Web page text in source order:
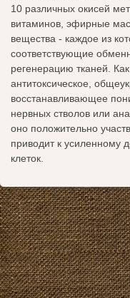
10 различных окисей
витаминов, эфирные
вещества - каждое из
соответствующие
регенерацию тканей.
антитоксическое,
восстанавливающее
нервных стволов или
оно положительно
приводит к усиленному
клеток.